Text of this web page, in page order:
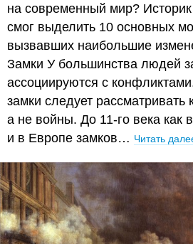
на современный мир?
смог выделить 10 основных
вызвавших наибольшие
Замки У большинства людей
ассоциируются с
замки следует рассматривать
а не войны. До 11-го века как
и в Европе замков… Читать